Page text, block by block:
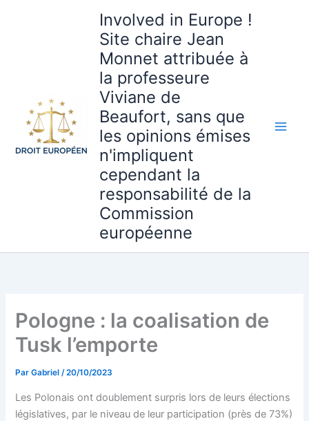
Involved in Europe !
Site chaire Jean
Monnet attribuée à
la professeure
Viviane de
Beaufort, sans que
les opinions émises
n'impliquent
cependant la
responsabilité de la
Commission
européenne
Pologne : la coalisation de
Tusk l’emporte
ParGabriel/20/10/2023
Les Polonais ont doublement surpris lors de leurs élections
législatives, par le niveau de leur participation (près de 73%)